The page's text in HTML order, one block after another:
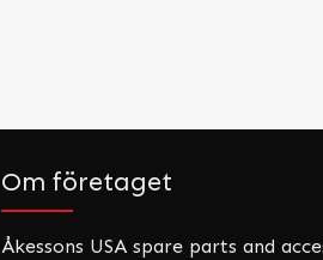
Om företaget
Åkessons USA spare parts and